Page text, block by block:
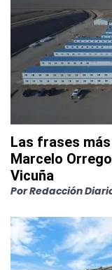
Las frases
Marcelo
Vicuña
PorRedacción